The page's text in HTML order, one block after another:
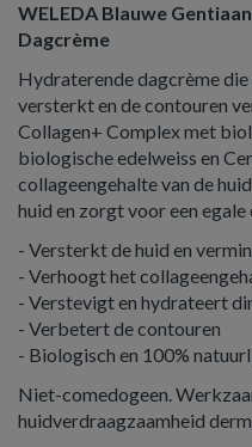
WELEDA Blauwe
Dagcrème
Hydraterende dagcrème
versterkt en de contouren
Collagen+ Complex met
biologische edelweiss en
collageengehalte van de
huid en zorgt voor een egale
- Versterkt de huid en
- Verhoogt het
- Verstevigt en hydrateert
- Verbetert de contouren
- Biologisch en 100%
Niet-comedogeen.
huidverdraagzaamheid